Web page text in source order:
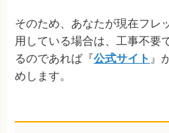
そのため、あなたが現在フレ
用している場合は、工事不要
るのであれば『公式サイト 』
めします。